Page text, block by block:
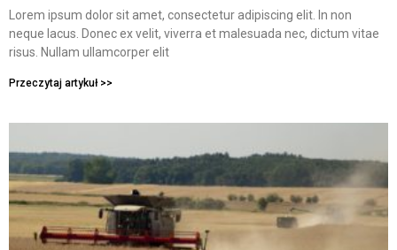
Lorem ipsum dolor sit amet, consectetur adipiscing elit. In non
neque lacus. Donec ex velit, viverra et malesuada nec, dictum vitae
risus. Nullam ullamcorper elit
Przeczytaj artykuł >>